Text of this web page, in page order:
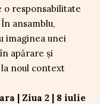
o responsabilitate
ansamblu,
imaginea unei
apărare și
noul context
| Ziua 2 | 8 iulie